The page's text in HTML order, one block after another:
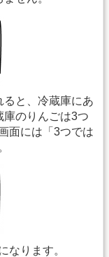
ると、冷蔵庫にあ
庫のりんごは3つ
面には「3つでは
なります。